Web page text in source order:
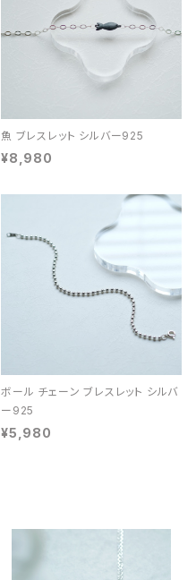
魚 ブレスレット シルバー925
¥8,980
ボール チェーン ブレスレット シルバ
ー925
¥5,980